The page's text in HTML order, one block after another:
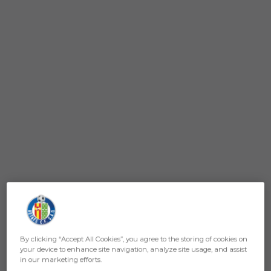
By clicking “Accept All Cookies”, you agree to the storing of cookies on
your device to enhance site navigation, analyze site usage, and assist
in our marketing efforts.